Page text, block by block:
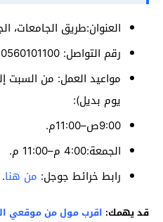
العنوان:طريق الجامعات،
رقم التواصل: 0560101100.
مواعيد العمل: من
يوم بديل):
9:00ص–11:00م.
الجمعة:4:00 م–11:00 م.
رابط خرائط جوجل: من هنا.
قد يهمك: اقرب مول من موقعي